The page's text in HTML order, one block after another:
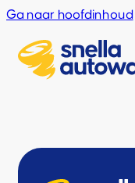
Ga naar hoofdinhoud